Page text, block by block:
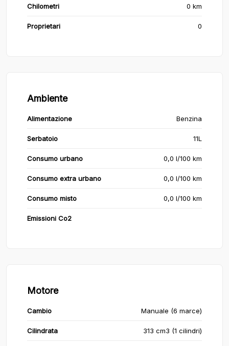
Chilometri 0 km
Proprietari 0
Ambiente
Alimentazione Benzina
Serbatoio 11L
Consumo urbano 0,0 l/100 km
Consumo extra urbano 0,0 l/100 km
Consumo misto 0,0 l/100 km
Emissioni Co2
Motore
Cambio Manuale (6 marce)
Cilindrata 313 cm3 (1 cilindri)